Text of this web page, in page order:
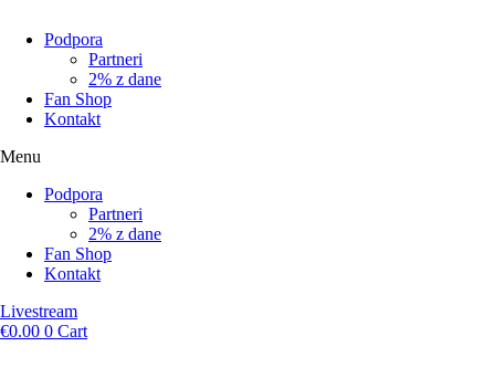
Podpora
Partneri
2% z dane
Fan Shop
Kontakt
Menu
Podpora
Partneri
2% z dane
Fan Shop
Kontakt
Livestream
€0.00 0 Cart